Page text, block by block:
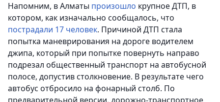
Напомним, в Алматы произошло крупное ДТП, в
котором, как изначально сообщалось, что
пострадали 17 человек. Причиной ДТП стала
попытка маневрирования на дороге водителем
джипа, который при попытке повернуть направо
подрезал общественный транспорт на автобусной
полосе, допустив столкновение. В результате чего
автобус отбросило на фонарный столб. По